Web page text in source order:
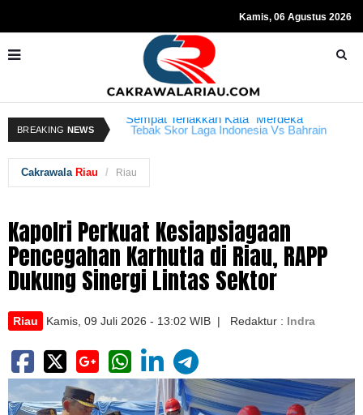
Kamis, 06 Agustus 2026
BREAKING NEWS Tebak Skor Laga Indonesia Vs Bahrain
Resmi Ditahan KPK, Hasto Kristiyanto
Cakrawala Riau Riau
Kapolri Perkuat Kesiapsiagaan
Pencegahan Karhutla di Riau, RAPP
Dukung Sinergi Lintas Sektor
Riau Kamis, 09 Juli 2026 - 13:02 WIB | Redaktur : Indra